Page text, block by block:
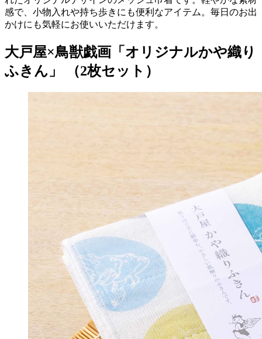
感で、小物入れや持ち歩きにも便利なアイテム。毎日のお出
かけにも気軽にお使いいただけます。
大戸屋×鳥獣戯画「オリジナルかや織り
ふきん」 （2枚セット）